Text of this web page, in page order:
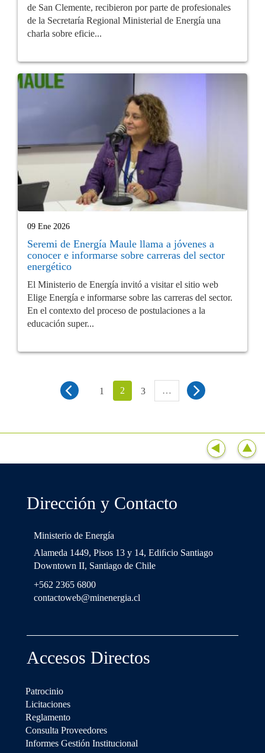
de San Clemente, recibieron por parte de profesionales
de la Secretaría Regional Ministerial de Energía una
charla sobre eficie...
09 Ene 2026
Seremi de Energía Maule llama a jóvenes a
conocer e informarse sobre carreras del sector
energético
El Ministerio de Energía invitó a visitar el sitio web
Elige Energía e informarse sobre las carreras del sector.
En el contexto del proceso de postulaciones a la
educación super...
1 2 3 …
Dirección y Contacto
Ministerio de Energía
Alameda 1449, Pisos 13 y 14, Ediﬁcio Santiago
Downtown II, Santiago de Chile
+562 2365 6800
contactoweb@minenergia.cl
Accesos Directos
Patrocinio
Licitaciones
Reglamento
Consulta Proveedores
Informes Gestión Institucional